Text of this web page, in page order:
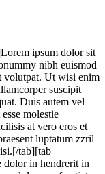
ipsum dolor sit
nibh euismod
volutpat. Ut wisi enim
suscipit
Duis autem vel
molestie
at vero eros et
luptatum zzril
tab][tab
dolor in hendrerit in